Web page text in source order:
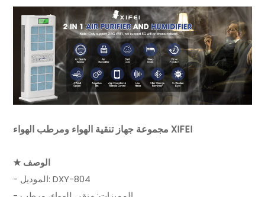
مجموعة جهاز تنقية الهواء ومرطب الهواء XIFEI
★ الوصف
- الموديل: DXY-804